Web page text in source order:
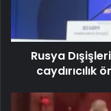
Rusya